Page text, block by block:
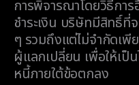
การพิจารณาโดยวิธีก
ชำระเงิน บริษัทมีสิทธิ์
ๆ รวมถึงแต่ไม่จำกัดเพี
ผู้แลกเปลี่ยน เพื่อให้เป็
หนี้ภายใต้ข้อตกลง